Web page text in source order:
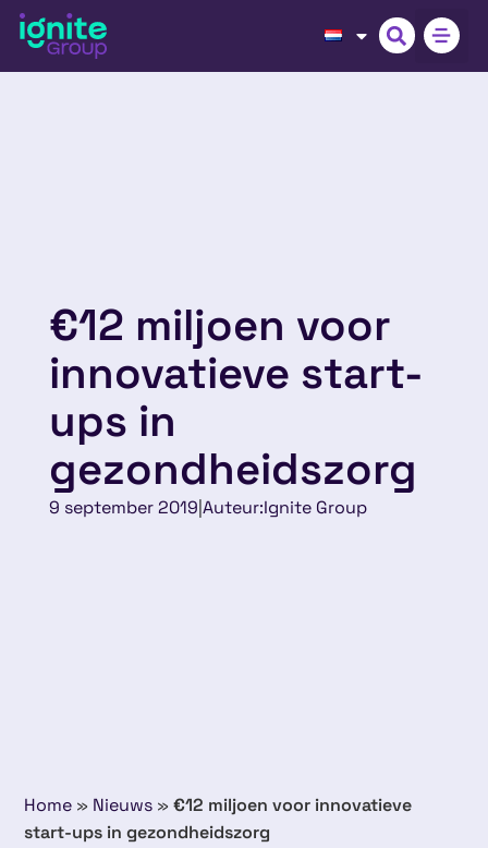
€12 miljoen voor
innovatieve start-
ups in
gezondheidszorg
9 september 2019 Auteur:Ignite Group
Home » Nieuws »€12 miljoen voor innovatieve
start-ups in gezondheidszorg